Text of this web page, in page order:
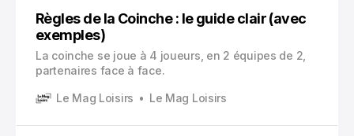
Règles de la Coinche : le guide clair (avec
exemples)
La coinche se joue à 4 joueurs, en 2 équipes de 2,
partenaires face à face.
Le Mag Loisirs Le Mag Loisirs